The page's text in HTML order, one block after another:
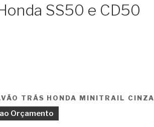
SS50 e CD50
TRÁS HONDA MINITRAIL CINZA
Orçamento